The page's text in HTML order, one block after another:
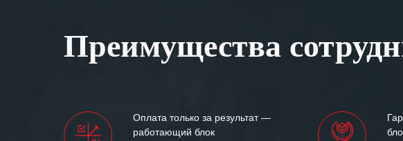
Мы высоко ценим сложившиеся
«555» долгих лет успеха и
Преимущества
Оплата только за результат —
работающий блок